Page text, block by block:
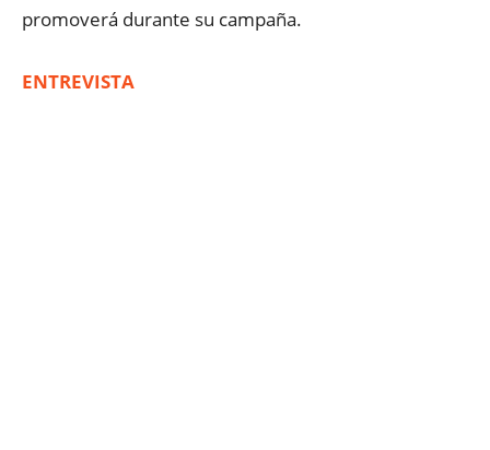
promoverá durante su campaña.
ENTREVISTA